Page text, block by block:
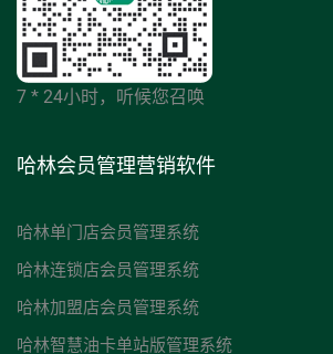
7 * 24小时，听候您召唤
哈林会员管理营销软件
哈林单门店会员管理系统
哈林连锁店会员管理系统
哈林加盟店会员管理系统
哈林智慧油卡单站版管理系统